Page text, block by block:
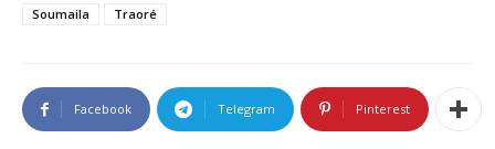
Soumaila
Traoré
Facebook Telegram Pinterest